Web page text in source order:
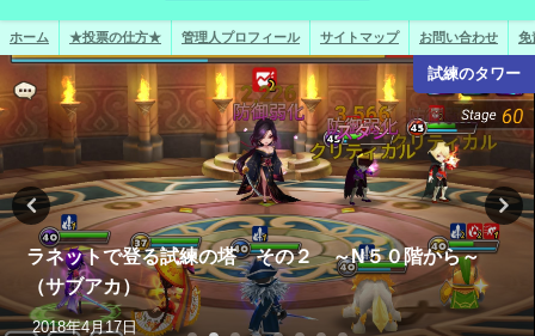
ホーム ★投票の仕方★ 管理人プロフィール サイトマップ お問い合わせ 免
試練のタワー
ラネットで登る試練の塔 その２ ～N５０階から～
（サブアカ）
2018年4月17日